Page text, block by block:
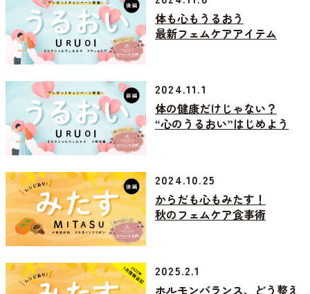
体も心もうるおう
最新フェムケアアイテム
2024.11.1
体の健康だけじゃない？
“心のうるおい”はじめよう
2024.10.25
からだも心もみたす！
秋のフェムケア食事術
2025.2.1
ホルモンバランス、どう整え